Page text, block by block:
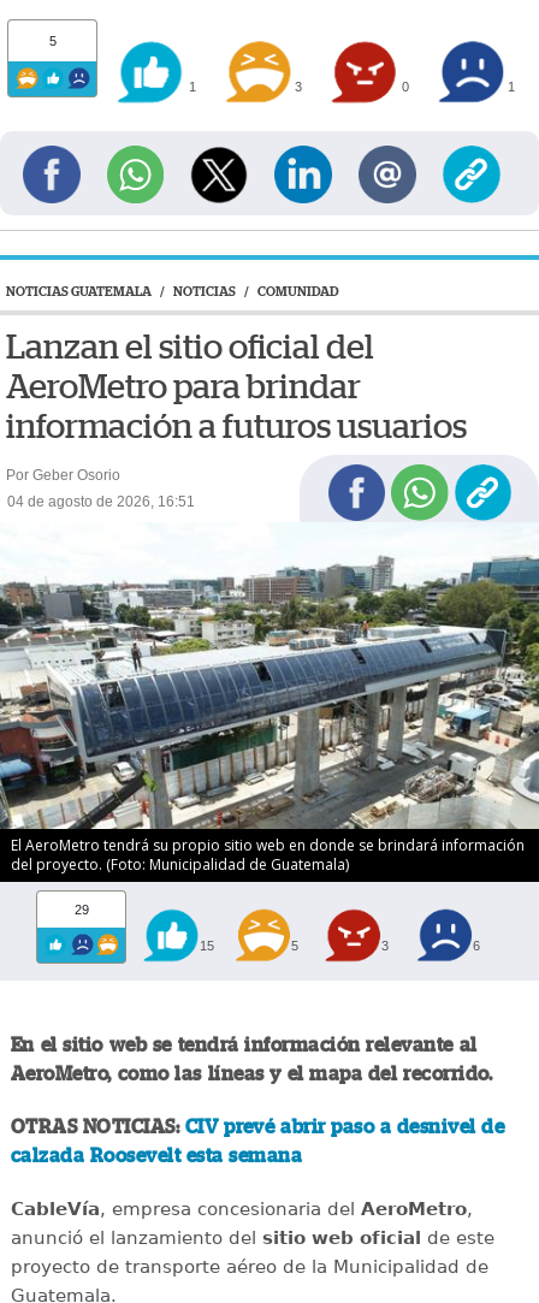
5
1 3 0 1
NOTICIAS GUATEMALA / NOTICIAS / COMUNIDAD
Lanzan el sitio oficial del
AeroMetro para brindar
información a futuros usuarios
Por Geber Osorio
04 de agosto de 2026, 16:51
El AeroMetro tendrá su propio sitio web en donde se brindará información
del proyecto. (Foto: Municipalidad de Guatemala)
29
15 5 3 6
En el sitio web se tendrá información relevante al
AeroMetro, como las líneas y el mapa del recorrido.
OTRAS NOTICIAS: CIV prevé abrir paso a desnivel de
calzada Roosevelt esta semana
CableVía, empresa concesionaria del AeroMetro,
anunció el lanzamiento del sitio web oficial de este
proyecto de transporte aéreo de la Municipalidad de
Guatemala.